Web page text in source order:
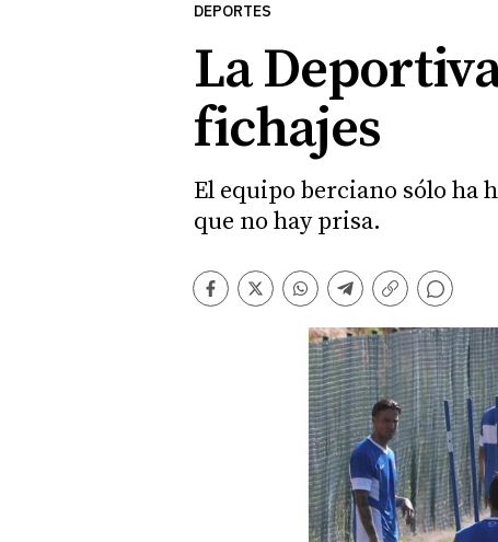
DEPORTES
La
fichajes
El equipo berciano sólo ha
que no hay prisa.
Facebook
TwitterWhatsapp
Telegram
Copiar
enlace
Comentarios